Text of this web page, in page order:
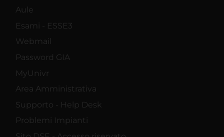
Aule
Esami - ESSE3
Webmail
Password GIA
MyUnivr
Area Amministrativa
Supporto - Help Desk
Problemi Impianti